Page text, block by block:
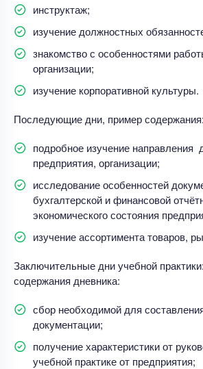
инструктаж;
изучение должностных
знакомство с особенностями
организации;
изучение корпоративной культуры.
Последующие дни, пример содержания:
подробное изучение направления
предприятия, организации;
исследование особенностей
бухгалтерской и финансовой
экономического состояния
изучение ассортимента товаров,
Заключительные дни учебной
содержания дневника:
сбор необходимой для
документации;
получение характеристики от
учебной практике от предприятия;